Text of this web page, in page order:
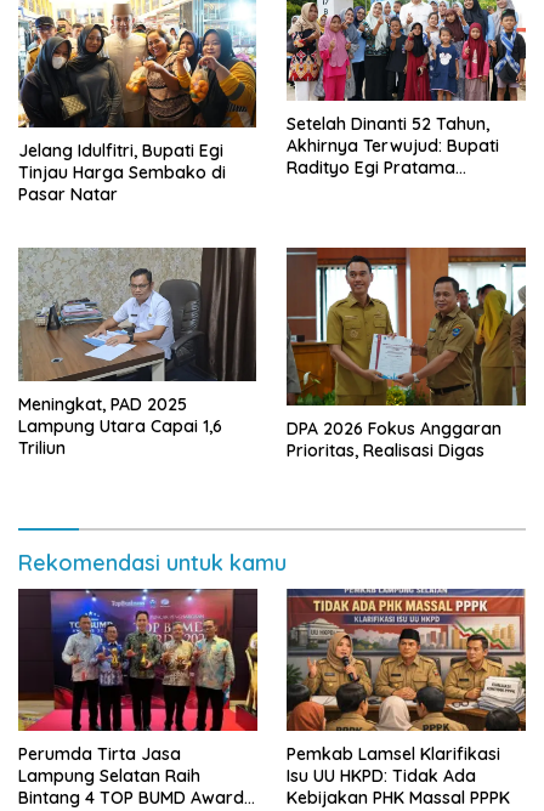
Jelang Idulfitri, Bupati Egi
Tinjau Harga Sembako di
Pasar Natar
Setelah Dinanti 52 Tahun,
Akhirnya Terwujud: Bupati
Radityo Egi Pratama
Meningkat, PAD 2025
Lampung Utara Capai 1,6
Triliun
DPA 2026 Fokus Anggaran
Prioritas, Realisasi Digas
Rekomendasi untuk kamu
Perumda Tirta Jasa
Lampung Selatan Raih
Bintang 4 TOP BUMD Awards
Pemkab Lamsel Klarifikasi
Isu UU HKPD: Tidak Ada
Kebijakan PHK Massal PPPK